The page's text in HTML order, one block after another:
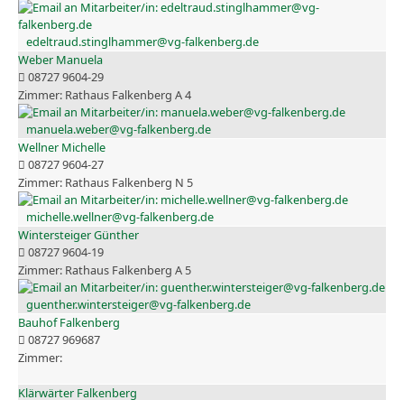
edeltraud.stinglhammer@vg-falkenberg.de
Weber Manuela
08727 9604-29
Rathaus Falkenberg A 4
manuela.weber@vg-falkenberg.de
Wellner Michelle
08727 9604-27
Rathaus Falkenberg N 5
michelle.wellner@vg-falkenberg.de
Wintersteiger Günther
08727 9604-19
Rathaus Falkenberg A 5
guenther.wintersteiger@vg-falkenberg.de
Bauhof Falkenberg
08727 969687
Klärwärter Falkenberg